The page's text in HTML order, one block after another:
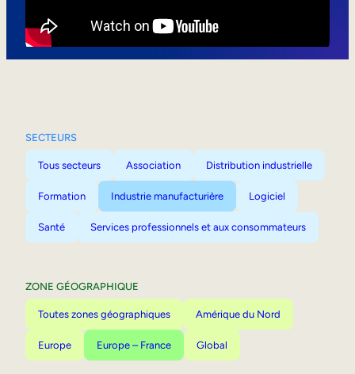
SECTEURS
Tous secteurs Association Distribution industrielle
Formation Industrie manufacturière Logiciel
Santé Services professionnels et aux consommateurs
ZONE GÉOGRAPHIQUE
Toutes zones géographiques Amérique du Nord
Europe Europe – France Global